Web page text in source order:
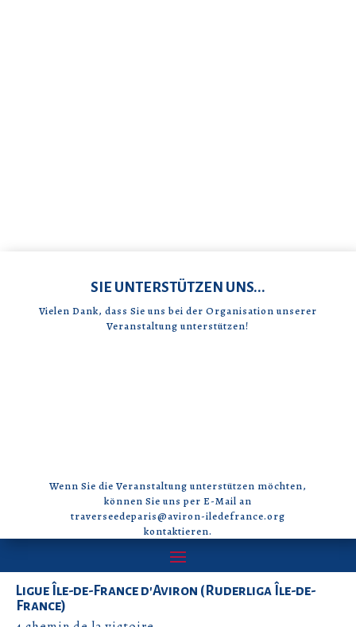
SIE UNTERSTÜTZEN UNS...
Vielen Dank, dass Sie uns bei der Organisation unserer
Veranstaltung unterstützen!
Wenn Sie die Veranstaltung unterstützen möchten,
können Sie uns per E-Mail an
traverseedeparis@aviron-iledefrance.org
kontaktieren.
Ligue Île-de-France d'Aviron (Ruderliga Île-de-
France)